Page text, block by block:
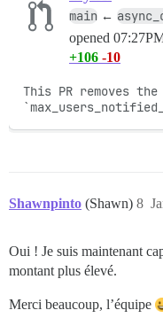
main ←
opened
+106 -10
This PR removes
Shawnpinto (Shawn) 8
Oui ! Je suis maintenant
montant plus élevé.
Merci beaucoup, l’équipe